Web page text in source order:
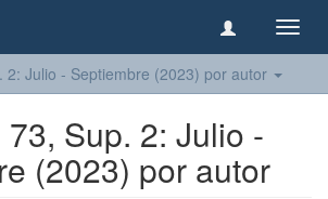
2: Julio - Septiembre (2023) por autor
73, Sup. 2: Julio -
(2023) por autor